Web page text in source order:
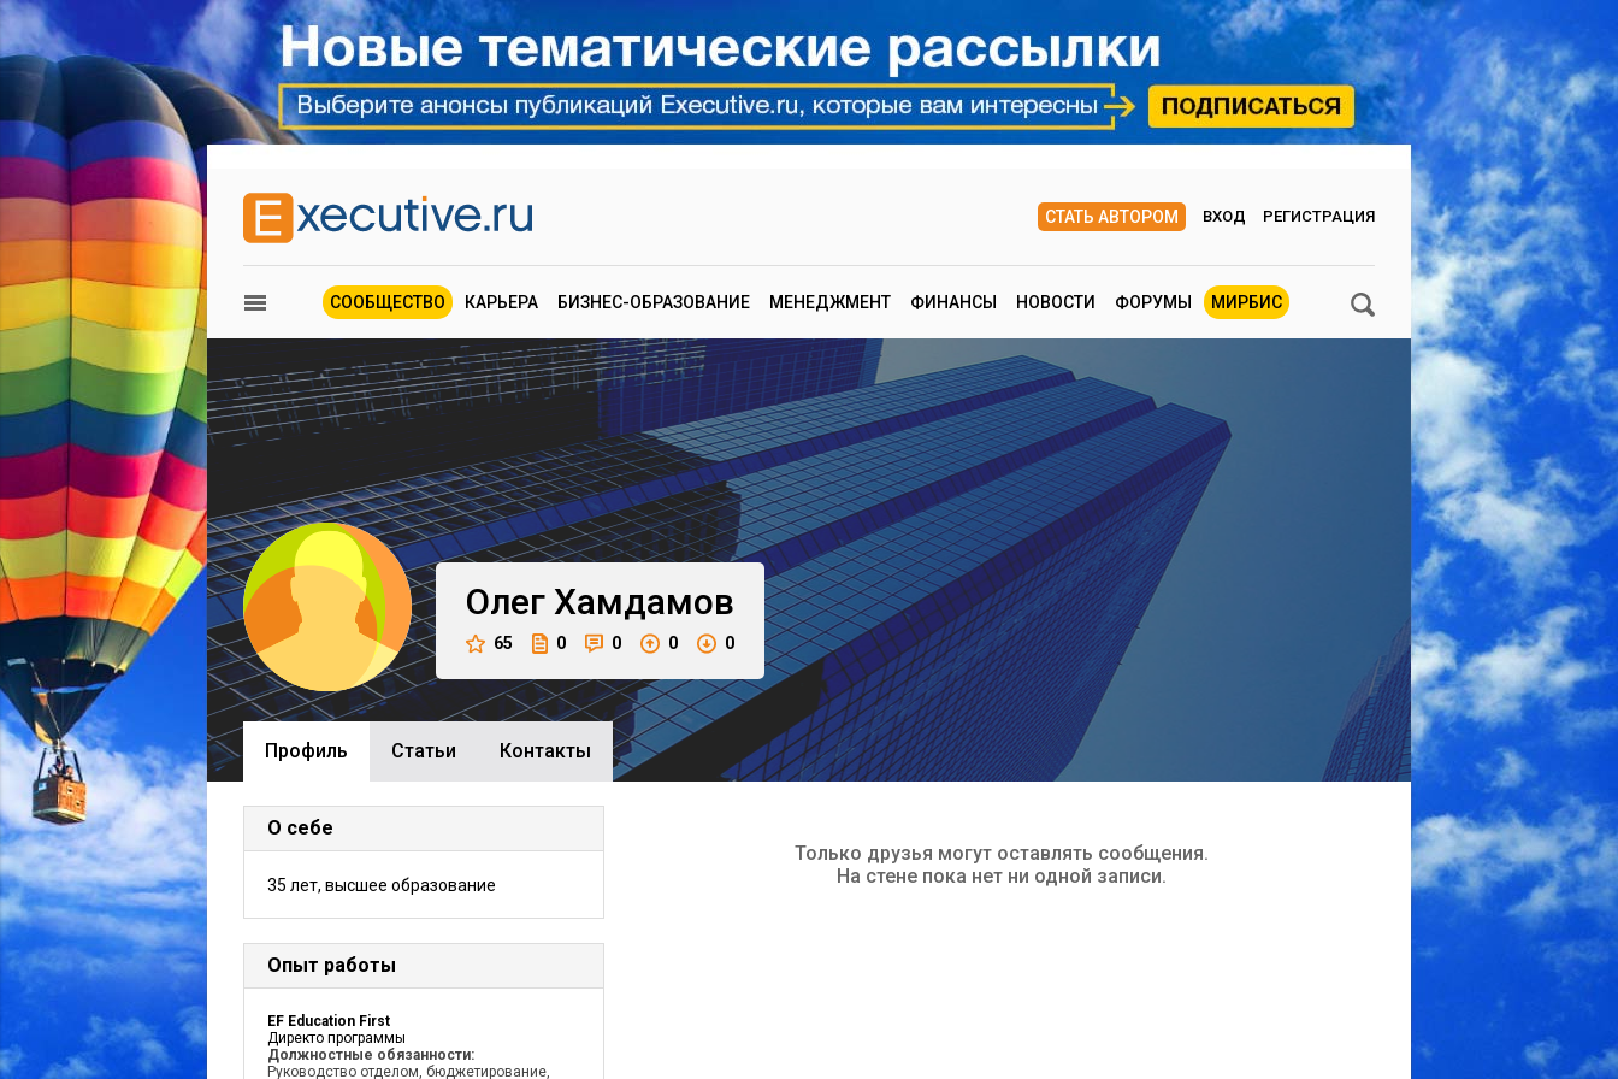
СТАТЬ АВТОРОМ ВХОД РЕГИСТРАЦИЯ
СООБЩЕСТВО КАРЬЕРА БИЗНЕС-ОБРАЗОВАНИЕ МЕНЕДЖМЕНТ ФИНАНСЫ НОВОСТИ ФОРУМЫ МИРБИС
Олег Хамдамов
65 0 0 0 0
Профиль Cтатьи Контакты
О себе
35 лет, высшее образование
Опыт работы
EF Education First
Директо программы
Должностные обязанности:
Руководство отделом, бюджетирование,
Только друзья могут оставлять сообщения.
На стене пока нет ни одной записи.